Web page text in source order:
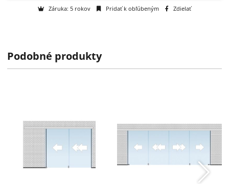
k dispozícii do 2 týždňov
Technické informácie
Podobné produkty